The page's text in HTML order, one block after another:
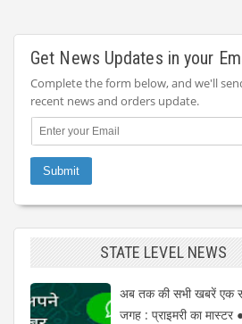
Get News Updates in your
Complete the form below, and we'll
recent news and orders update.
STATE LEVEL NEWS
अब तक की सभी खबरें एक
जगह : प्राइमरी का